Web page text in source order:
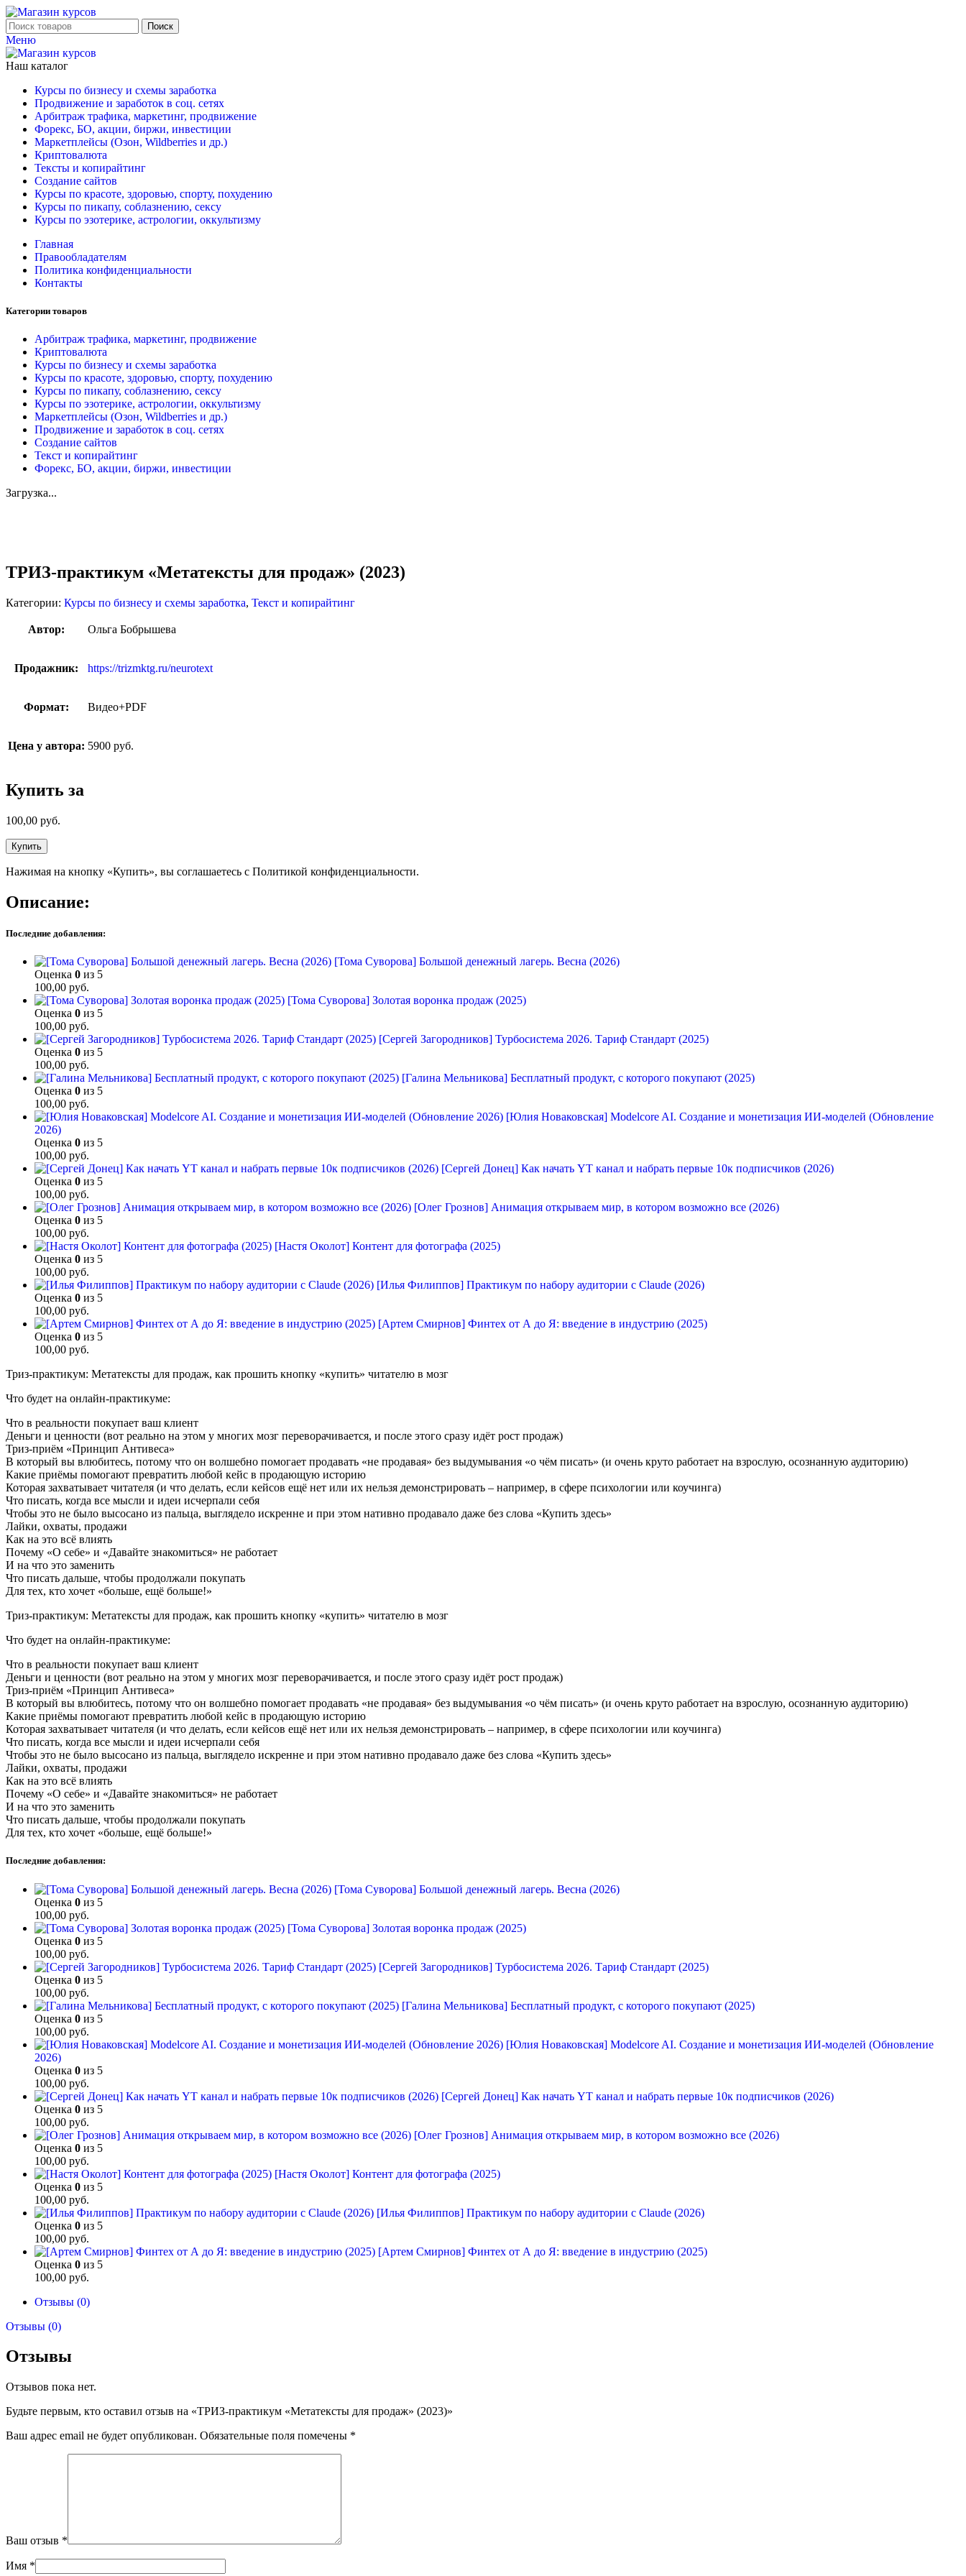
Поиск
Меню
Наш каталог
Курсы по бизнесу и схемы заработка
Продвижение и заработок в соц. сетях
Арбитраж трафика, маркетинг, продвижение
Форекс, БО, акции, биржи, инвестиции
Маркетплейсы (Озон, Wildberries и др.)
Криптовалюта
Тексты и копирайтинг
Создание сайтов
Курсы по красоте, здоровью, спорту, похудению
Курсы по пикапу, соблазнению, сексу
Курсы по эзотерике, астрологии, оккультизму
Главная
Правообладателям
Политика конфиденциальности
Контакты
Категории товаров
Арбитраж трафика, маркетинг, продвижение
Криптовалюта
Курсы по бизнесу и схемы заработка
Курсы по красоте, здоровью, спорту, похудению
Курсы по пикапу, соблазнению, сексу
Курсы по эзотерике, астрологии, оккультизму
Маркетплейсы (Озон, Wildberries и др.)
Продвижение и заработок в соц. сетях
Создание сайтов
Текст и копирайтинг
Форекс, БО, акции, биржи, инвестиции
Загрузка...
ТРИЗ-практикум «Метатексты для продаж» (2023)
Категории: Курсы по бизнесу и схемы заработка, Текст и копирайтинг
Автор: Ольга Бобрышева
Продажник: https://trizmktg.ru/neurotext
Формат: Видео+PDF
Цена у автора: 5900 руб.
Купить за
100,00 руб.
Купить
Нажимая на кнопку «Купить», вы соглашаетесь с Политикой конфиденциальности.
Описание:
Последние добавления:
[Тома Суворова] Большой денежный лагерь. Весна (2026)
Оценка 0 из 5
100,00 руб.
[Тома Суворова] Золотая воронка продаж (2025)
Оценка 0 из 5
100,00 руб.
[Сергей Загородников] Турбосистема 2026. Тариф Стандарт (2025)
Оценка 0 из 5
100,00 руб.
[Галина Мельникова] Бесплатный продукт, с которого покупают (2025)
Оценка 0 из 5
100,00 руб.
[Юлия Новаковская] Modelcore AI. Создание и монетизация ИИ-моделей (Обновление
2026)
Оценка 0 из 5
100,00 руб.
[Сергей Донец] Как начать YT канал и набрать первые 10к подписчиков (2026)
Оценка 0 из 5
100,00 руб.
[Олег Грознов] Анимация открываем мир, в котором возможно все (2026)
Оценка 0 из 5
100,00 руб.
[Настя Околот] Контент для фотографа (2025)
Оценка 0 из 5
100,00 руб.
[Илья Филиппов] Практикум по набору аудитории с Claude (2026)
Оценка 0 из 5
100,00 руб.
[Артем Смирнов] Финтех от А до Я: введение в индустрию (2025)
Оценка 0 из 5
100,00 руб.
Триз-практикум: Метатексты для продаж, как прошить кнопку «купить» читателю в мозг
Что будет на онлайн-практикуме:
Что в реальности покупает ваш клиент
Деньги и ценности (вот реально на этом у многих мозг переворачивается, и после этого сразу идёт рост продаж)
Триз-приём «Принцип Антивеса»
В который вы влюбитесь, потому что он волшебно помогает продавать «не продавая» без выдумывания «о чём писать» (и очень круто работает на взрослую, осознанную аудиторию)
Какие приёмы помогают превратить любой кейс в продающую историю
Которая захватывает читателя (и что делать, если кейсов ещё нет или их нельзя демонстрировать – например, в сфере психологии или коучинга)
Что писать, когда все мысли и идеи исчерпали себя
Чтобы это не было высосано из пальца, выглядело искренне и при этом нативно продавало даже без слова «Купить здесь»
Лайки, охваты, продажи
Как на это всё влиять
Почему «О себе» и «Давайте знакомиться» не работает
И на что это заменить
Что писать дальше, чтобы продолжали покупать
Для тех, кто хочет «больше, ещё больше!»
Триз-практикум: Метатексты для продаж, как прошить кнопку «купить» читателю в мозг
Что будет на онлайн-практикуме:
Что в реальности покупает ваш клиент
Деньги и ценности (вот реально на этом у многих мозг переворачивается, и после этого сразу идёт рост продаж)
Триз-приём «Принцип Антивеса»
В который вы влюбитесь, потому что он волшебно помогает продавать «не продавая» без выдумывания «о чём писать» (и очень круто работает на взрослую, осознанную аудиторию)
Какие приёмы помогают превратить любой кейс в продающую историю
Которая захватывает читателя (и что делать, если кейсов ещё нет или их нельзя демонстрировать – например, в сфере психологии или коучинга)
Что писать, когда все мысли и идеи исчерпали себя
Чтобы это не было высосано из пальца, выглядело искренне и при этом нативно продавало даже без слова «Купить здесь»
Лайки, охваты, продажи
Как на это всё влиять
Почему «О себе» и «Давайте знакомиться» не работает
И на что это заменить
Что писать дальше, чтобы продолжали покупать
Для тех, кто хочет «больше, ещё больше!»
Последние добавления:
[Тома Суворова] Большой денежный лагерь. Весна (2026)
Оценка 0 из 5
100,00 руб.
[Тома Суворова] Золотая воронка продаж (2025)
Оценка 0 из 5
100,00 руб.
[Сергей Загородников] Турбосистема 2026. Тариф Стандарт (2025)
Оценка 0 из 5
100,00 руб.
[Галина Мельникова] Бесплатный продукт, с которого покупают (2025)
Оценка 0 из 5
100,00 руб.
[Юлия Новаковская] Modelcore AI. Создание и монетизация ИИ-моделей (Обновление
2026)
Оценка 0 из 5
100,00 руб.
[Сергей Донец] Как начать YT канал и набрать первые 10к подписчиков (2026)
Оценка 0 из 5
100,00 руб.
[Олег Грознов] Анимация открываем мир, в котором возможно все (2026)
Оценка 0 из 5
100,00 руб.
[Настя Околот] Контент для фотографа (2025)
Оценка 0 из 5
100,00 руб.
[Илья Филиппов] Практикум по набору аудитории с Claude (2026)
Оценка 0 из 5
100,00 руб.
[Артем Смирнов] Финтех от А до Я: введение в индустрию (2025)
Оценка 0 из 5
100,00 руб.
Отзывы (0)
Отзывы (0)
Отзывы
Отзывов пока нет.
Будьте первым, кто оставил отзыв на «ТРИЗ-практикум «Метатексты для продаж» (2023)»
Ваш адрес email не будет опубликован. Обязательные поля помечены *
Ваш отзыв *
Имя *